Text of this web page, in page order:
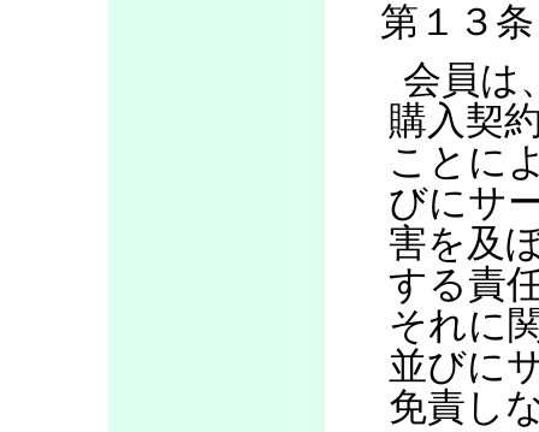
第１３
会員は
購入契
ことに
びにサ
害を及
する責
それに
並びに
免責し